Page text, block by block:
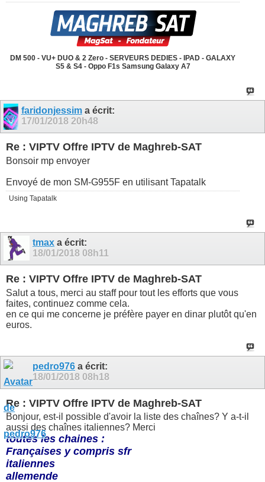
DM 500 - VU+ DUO & 2 Zero - SERVEURS DEDIES - IPAD - GALAXY
S5 & S4 - Oppo F1s Samsung Galaxy A7
faridonjessima écrit:
17/01/2018 20h48
Re : VIPTV Offre IPTV de Maghreb-SAT
Bonsoir mp envoyer
Envoyé de mon SM-G955F en utilisant Tapatalk
Using Tapatalk
tmax a écrit:
18/01/2018 08h11
Re : VIPTV Offre IPTV de Maghreb-SAT
Salut a tous, merci au staff pour tout les efforts que vous
faites, continuez comme cela.
en ce qui me concerne je préfère payer en dinar plutôt qu'en
euros.
pedro976 a écrit:
18/01/2018 08h18
Re : VIPTV Offre IPTV de Maghreb-SAT
Bonjour, est-il possible d'avoir la liste des chaînes? Y a-t-il
aussi des chaînes italiennes? Merci
toutes les chaines :
Françaises y compris sfr
italiennes
allemende